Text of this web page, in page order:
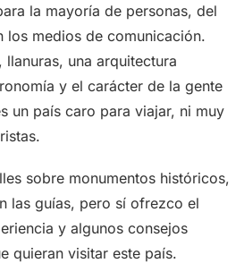
la mayoría de personas, del
los medios de comunicación.
llanuras, una arquitectura
y el carácter de la gente
un país caro para viajar, ni muy
sobre monumentos históricos,
las guías, pero sí ofrezco el
y algunos consejos
quieran visitar este país.